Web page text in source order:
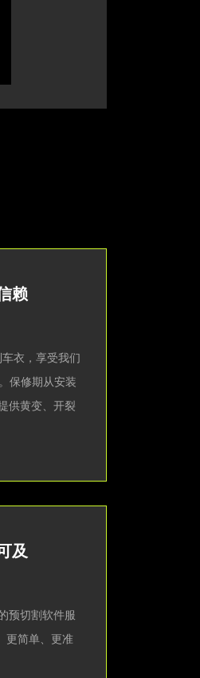
赖
衣，享受我们
保修期从安装
供黄变、开裂
及
预切割软件服
更简单、更准